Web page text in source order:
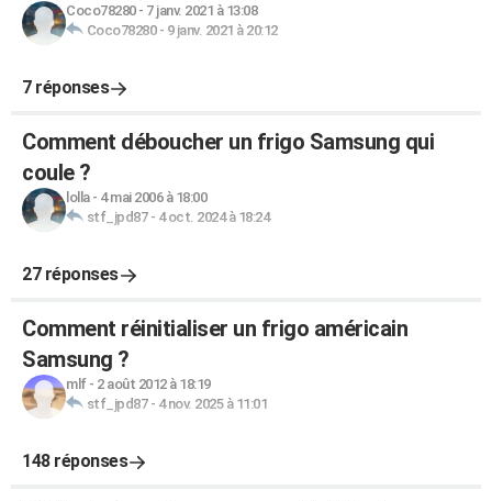
Coco78280- 7 janv. 2021 à 13:08
Coco78280- 9 janv. 2021 à 20:12
7 réponses
Comment déboucher un frigo Samsung qui
coule ?
lolla- 4 mai 2006 à 18:00
stf_jpd87- 4 oct. 2024 à 18:24
27 réponses
Comment réinitialiser un frigo américain
Samsung ?
mlf- 2 août 2012 à 18:19
stf_jpd87- 4 nov. 2025 à 11:01
148 réponses